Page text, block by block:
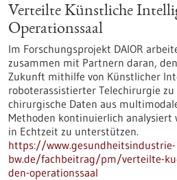
Verteilte Künstliche
Operationssaal
Im Forschungsprojekt DAIOR
zusammen mit Partnern daran,
Zukunft mithilfe von Künstlicher
roboterassistierter Telechirurgie zu
chirurgische Daten aus
Methoden kontinuierlich analysiert
in Echtzeit zu unterstützen.
https://www.gesundheitsindustrie-
bw.de/fachbeitrag/pm/verteilte-
den-operationssaal